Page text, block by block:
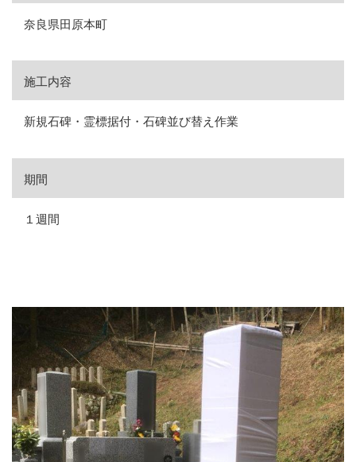
奈良県田原本町
施工内容
新規石碑・霊標据付・石碑並び替え作業
期間
１週間